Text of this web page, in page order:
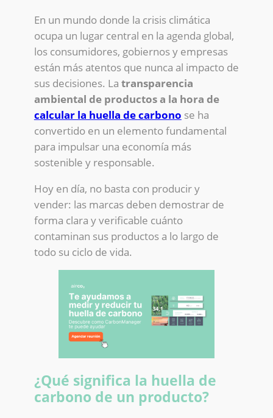
En un mundo donde la crisis climática
ocupa un lugar central en la agenda global,
los consumidores, gobiernos y empresas
están más atentos que nunca al impacto de
sus decisiones. La transparencia
ambiental de productos a la hora de
calcular la huella decarbono se ha
convertido en un elemento fundamental
para impulsar una economía más
sostenible y responsable.
Hoy en día, no basta con producir y
vender: las marcas deben demostrar de
forma clara y verificable cuánto
contaminan sus productos a lo largo de
todo su ciclo de vida.
¿Qué significa la huella de
carbono de un producto?